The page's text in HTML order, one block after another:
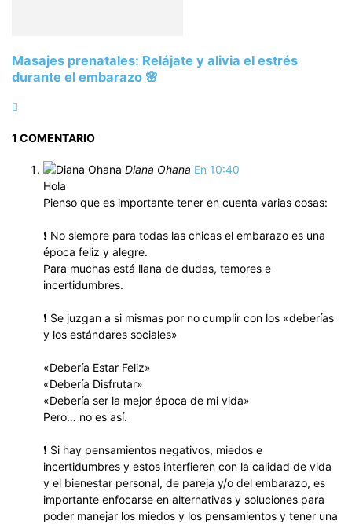
Masajes prenatales: Relájate y alivia el estrés
durante el embarazo 🌸
1 COMENTARIO
Diana Ohana En 10:40
Hola
Pienso que es importante tener en cuenta varias cosas:
❗ No siempre para todas las chicas el embarazo es una
época feliz y alegre.
Para muchas está llana de dudas, temores e
incertidumbres.
❗ Se juzgan a si mismas por no cumplir con los «deberías
y los estándares sociales»
«Debería Estar Feliz»
«Debería Disfrutar»
«Debería ser la mejor época de mi vida»
Pero… no es así.
❗ Si hay pensamientos negativos, miedos e
incertidumbres y estos interfieren con la calidad de vida
y el bienestar personal, de pareja y/o del embarazo, es
importante enfocarse en alternativas y soluciones para
poder manejar los miedos y los pensamientos y tener una